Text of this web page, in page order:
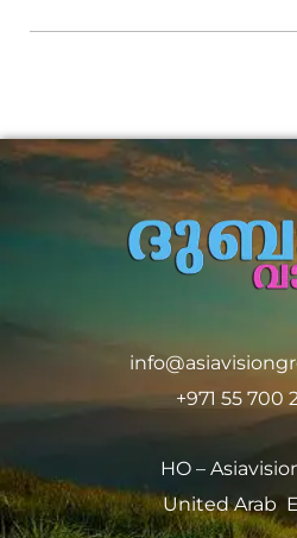
+971 55 700
HO –
United Arab